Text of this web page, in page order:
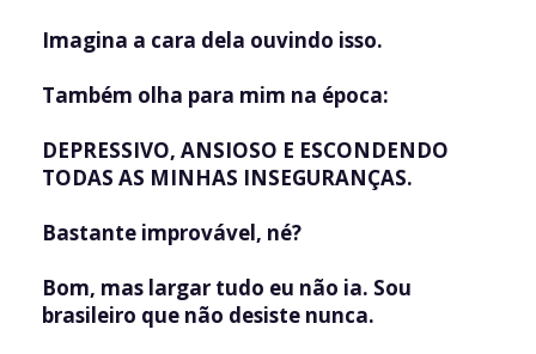
Imagina a cara dela ouvindo isso.
Também olha para mim na época:
DEPRESSIVO, ANSIOSO E ESCONDENDO
TODAS AS MINHAS INSEGURANÇAS.
Bastante improvável, né?
Bom, mas largar tudo eu não ia. Sou
brasileiro que não desiste nunca.